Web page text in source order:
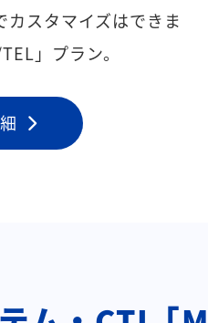
カスタマイズはできま
」プラン。